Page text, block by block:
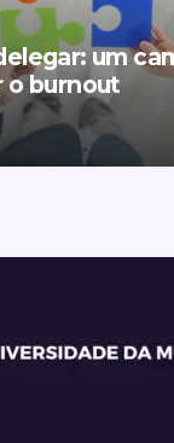
um
o burnout